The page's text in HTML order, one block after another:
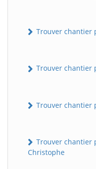
Trouver chantier
Trouver chantier
Trouver chantier
Trouver chantier
Christophe